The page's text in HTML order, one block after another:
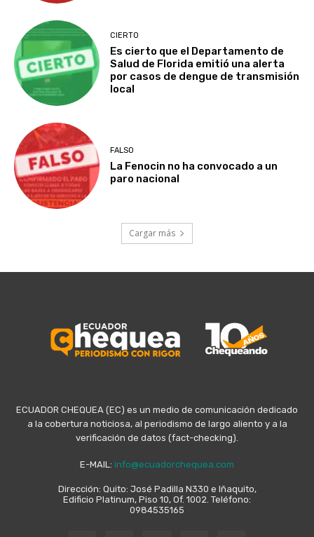
CIERTO
Es cierto que el Departamento de
Salud de Florida emitió una alerta
por casos de dengue de transmisión
local
FALSO
La Fenocin no ha convocado a un
paro nacional
Cargar más
ECUADOR CHEQUEA (EC) es un medio de comunicación dedicado
a la cobertura noticiosa, al periodismo de largo aliento y a la
verificación de datos (fact-checking).
E-MAIL: info@ecuadorchequea.com
Dirección: Quito: José Padilla N330 e Iñaquito,
Edificio Platinum, Piso 10, Of. 1002. Teléfono:
0984535165